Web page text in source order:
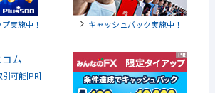
実施中！ キャッシュバック実施中！
可能[PR]